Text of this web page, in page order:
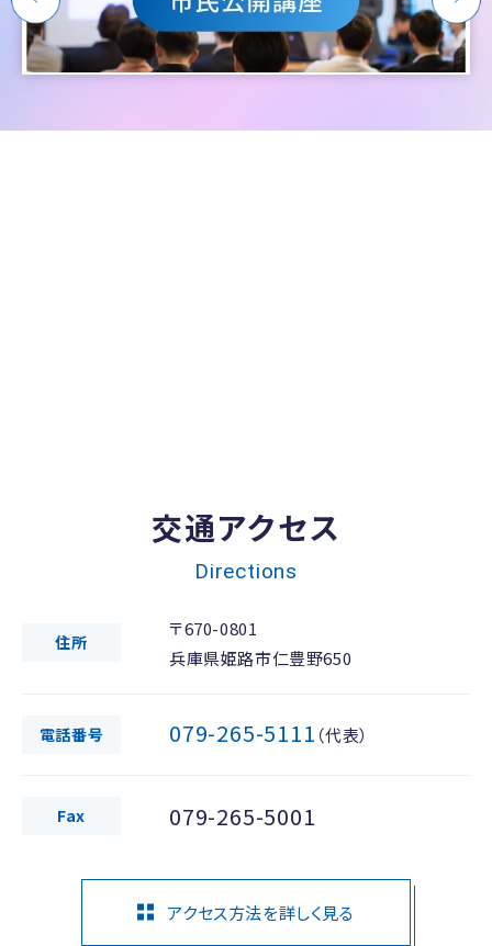
交通アクセス
Directions
住所
〒670-0801
兵庫県姫路市仁豊野650
電話番号 079-265-5111 （代表）
Fax 079-265-5001
アクセス方法を詳しく見る